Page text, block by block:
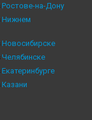
Ростове-на-Дону
Нижнем
Новосибирске
Челябинске
Екатеринбурге
Казани